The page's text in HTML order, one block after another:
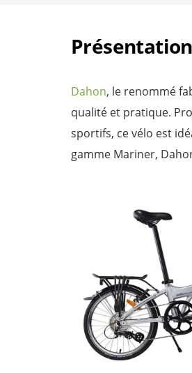
Dahon, le renommé
qualité et pratique.
sportifs, ce vélo est
gamme Mariner,